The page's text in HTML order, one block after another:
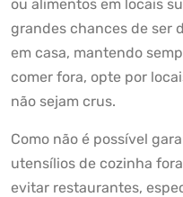
ou alimentos em locais
grandes chances de ser
em casa, mantendo
comer fora, opte por
não sejam crus.
Como não é possível
utensílios de cozinha
evitar restaurantes,